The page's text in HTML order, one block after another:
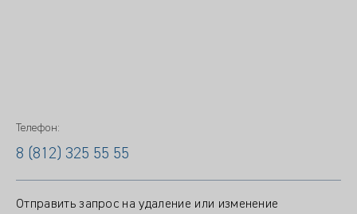
Телефон:
8 (812) 325 55 55
Отправить запрос на удаление или изменение